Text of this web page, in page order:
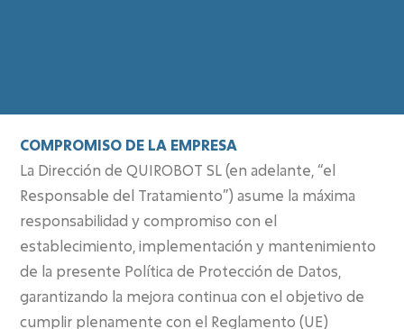
COMPROMISO DE LA EMPRESA
La Dirección de QUIROBOT SL (en adelante, “el
Responsable del Tratamiento”) asume la máxima
responsabilidad y compromiso con el
establecimiento, implementación y mantenimiento
de la presente Política de Protección de Datos,
garantizando la mejora continua con el objetivo de
cumplir plenamente con el Reglamento (UE)